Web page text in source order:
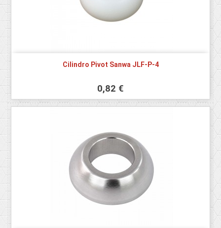
Cilindro Pivot Sanwa JLF-P-4
0,82 €